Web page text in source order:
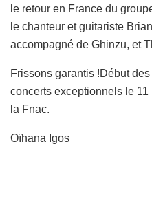
le retour en France du
le chanteur et guitariste
accompagné de Ghinzu, et
Frissons garantis !Début
concerts exceptionnels le
la Fnac.
Oïhana Igos